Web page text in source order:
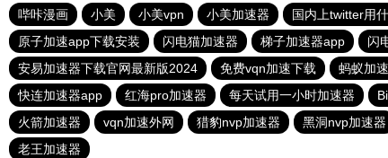
哔咔漫画
小美 小美vpn 小美加速器 国内上twitter用
原子加速app下载安装
闪电猫加速器 梯子加速器app 闪
安易加速器下载官网最新版2024
免费vqn加速下载 蚂蚁加
快连加速器app
红海pro加速器 每天试用一小时加速器
火箭加速器
vqn加速外网 猎豹nvp加速器 黑洞nvp加速器
老王加速器